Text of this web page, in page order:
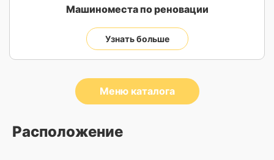
Машиноместа по реновации
Узнать больше
Меню каталога
Расположение